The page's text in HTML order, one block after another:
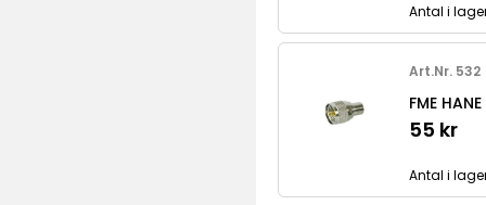
Antal i
Art.Nr. 532
FME
55 kr
Antal i